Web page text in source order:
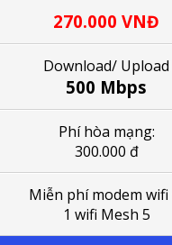
270.000 VNĐ
Download/ Upload
500 Mbps
Phí hòa mạng:
300.000 đ
Miễn phí modem wifi
1 wifi Mesh 5